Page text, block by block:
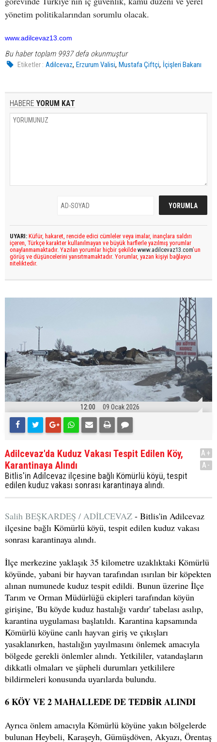
yönetim politikalarından sorumlu olacak.
www.adilcevaz13.com
Bu haber toplam 9937 defa okunmuştur
Etiketler : Adilcevaz,Erzurum Valisi,Mustafa Çiftçi, İçişleri Bakanı
HABERE YORUM KAT
UYARI: Küfür, hakaret, rencide edici cümleler veya imalar, inançlara saldırı
içeren, Türkçe karakter kullanılmayan ve büyük harflerle yazılmış yorumlar
onaylanmamaktadır. Yazılan yorumlar hiçbir şekilde www.adilcevaz13.com’un
görüş ve düşüncelerini yansıtmamaktadır. Yorumlar, yazan kişiyi bağlayıcı
niteliktedir.
12:00 09 Ocak 2026
Adilcevaz'da Kuduz Vakası Tespit Edilen Köy,
Karantinaya Alındı
Bitlis'in Adilcevaz ilçesine bağlı Kömürlü köyü, tespit
edilen kuduz vakası sonrası karantinaya alındı.
A+
A-
Salih BEŞKARDEŞ / ADİLCEVAZ - Bitlis'in Adilcevaz
ilçesine bağlı Kömürlü köyü, tespit edilen kuduz vakası
sonrası karantinaya alındı.
İlçe merkezine yaklaşık 35 kilometre uzaklıktaki Kömürlü
köyünde, yabani bir hayvan tarafından ısırılan bir köpekten
alınan numunede kuduz tespit edildi. Bunun üzerine İlçe
Tarım ve Orman Müdürlüğü ekipleri tarafından köyün
girişine, 'Bu köyde kuduz hastalığı vardır' tabelası asılıp,
karantina uygulaması başlatıldı. Karantina kapsamında
Kömürlü köyüne canlı hayvan giriş ve çıkışları
yasaklanırken, hastalığın yayılmasını önlemek amacıyla
bölgede gerekli önlemler alındı. Yetkililer, vatandaşların
dikkatli olmaları ve şüpheli durumları yetkililere
bildirmeleri konusunda uyarılarda bulundu.
6 KÖY VE 2 MAHALLEDE DE TEDBİR ALINDI
Ayrıca önlem amacıyla Kömürlü köyüne yakın bölgelerde
bulunan Heybeli, Karaşeyh, Gümüşdöven, Akyazı, Örentaş